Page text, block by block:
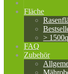
Fläche
>
FAQ
Zubehör